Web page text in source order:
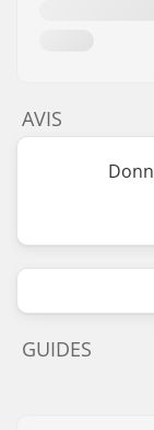
AVIS
GUIDES